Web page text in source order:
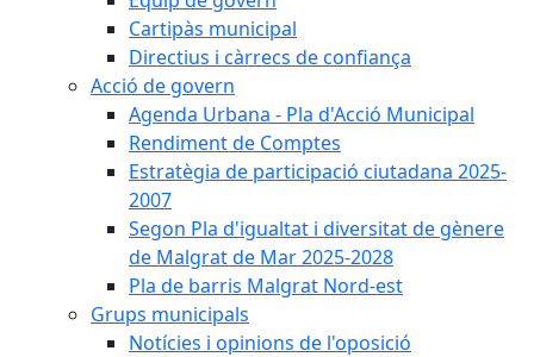
Cartipàs municipal
Directius i càrrecs de confiança
Acció de govern
Agenda Urbana - Pla d'Acció Municipal
Rendiment de Comptes
Estratègia de participació ciutadana 2025-
2007
Segon Pla d'igualtat i diversitat de gènere
de Malgrat de Mar 2025-2028
Pla de barris Malgrat Nord-est
Grups municipals
Notícies i opinions de l'oposició